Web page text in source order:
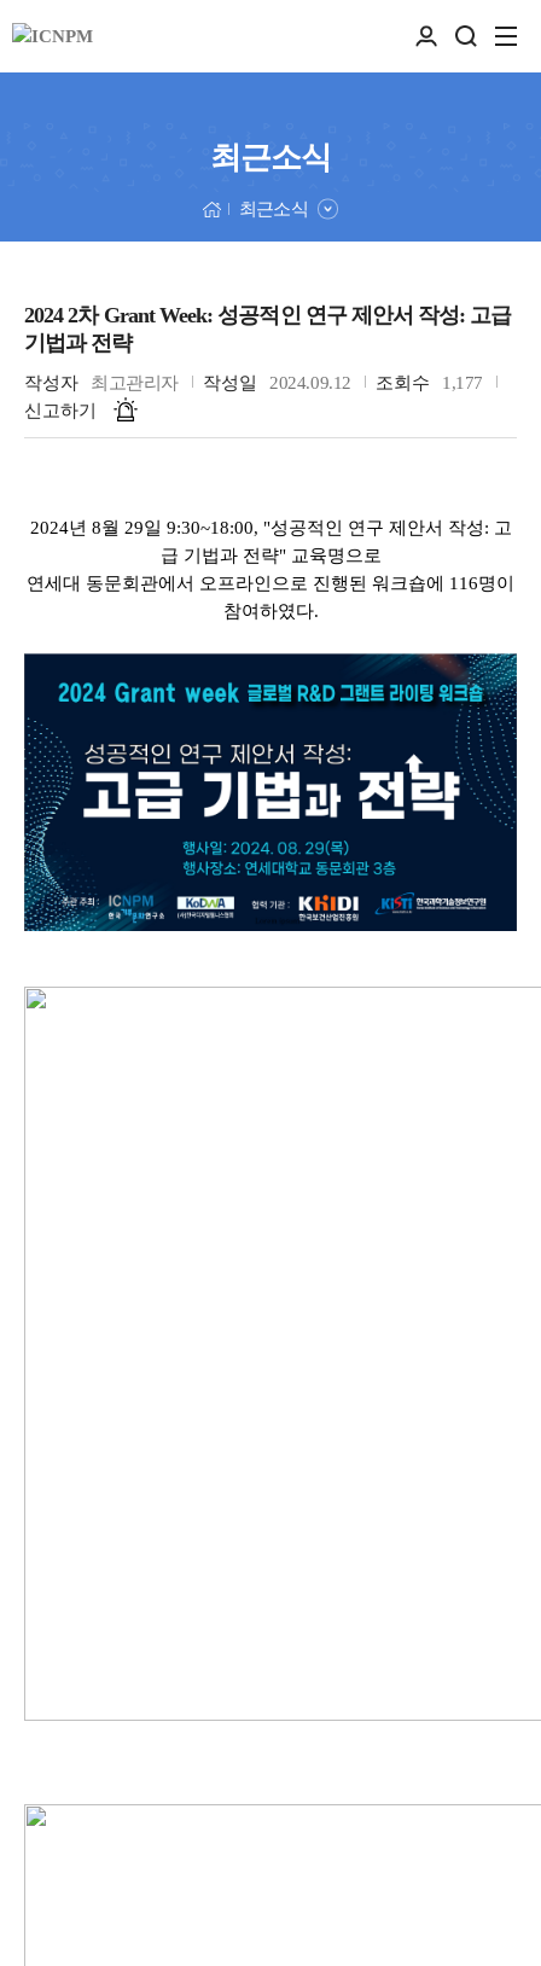
최근소식
최근소식
2024 2차 Grant Week: 성공적인 연구 제안서 작성: 고급
기법과 전략
작성자 최고관리자 작성일 2024.09.12 조회수
1,177
신고하기
2024년 8월 29일 9:30~18:00, "성공적인 연구 제안서 작성: 고
급 기법과 전략" 교육명으로
연세대 동문회관에서 오프라인으로 진행된 워크숍에 116명이
참여하였다.